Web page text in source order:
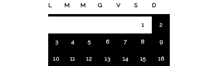
L M M G V S D
1 2
3 4 5 6 7 8 9
10 11 12 13 14 15 16